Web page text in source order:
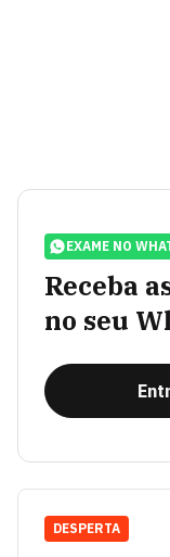
EXAME NO
Receba
no seu
DESPERTA